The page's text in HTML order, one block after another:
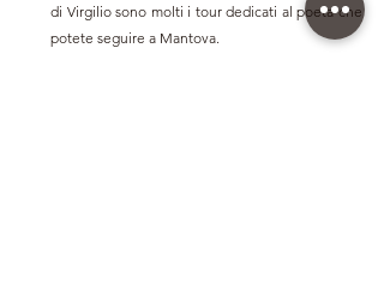
di Virgilio sono molti i tour dedicati al poeta che
potete seguire a Mantova.